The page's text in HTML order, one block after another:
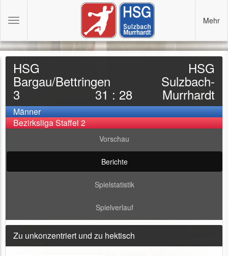
HSG
Bargau/Bettringen
3 31 : 28
HSG
Sulzbach-
Murrhardt
Männer
Bezirksliga Staffel 2
Vorschau
Berichte
Spielstatistik
Spielverlauf
Zu unkonzentriert und zu hektisch
Toggle
Mehr